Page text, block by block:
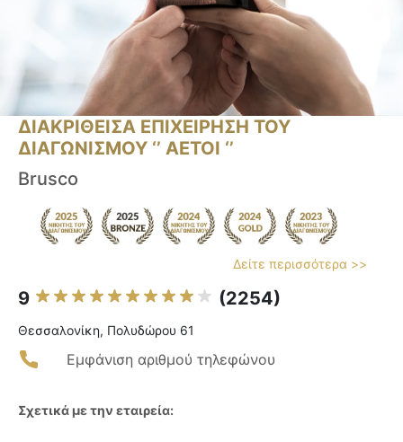
ΔΙΑΚΡΙΘΕΙΣΑ ΕΠΙΧΕΙΡΗΣΗ ΤΟΥ
ΔΙΑΓΩΝΙΣΜΟΥ ‘’ ΑΕΤΟΙ ‘’
Brusco
Δείτε περισσότερα >>
9 (2254)
Θεσσαλονίκη, Πολυδώρου 61
Εμφάνιση αριθμού τηλεφώνου
Σχετικά με την εταιρεία: